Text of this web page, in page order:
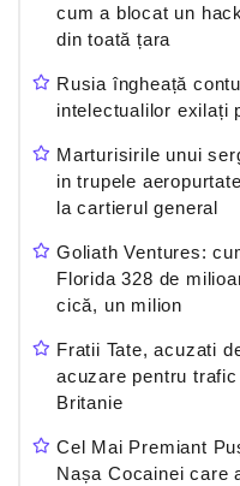
cum a blocat un
din toată țara
Rusia îngheață
intelectualilor exilați
Marturisirile unui
in trupele
la cartierul general
Goliath Ventures:
Florida 328 de
cică, un milion
Fratii Tate, acuzati
acuzare pentru
Britanie
Cel Mai Premiant
Nașa Cocainei care